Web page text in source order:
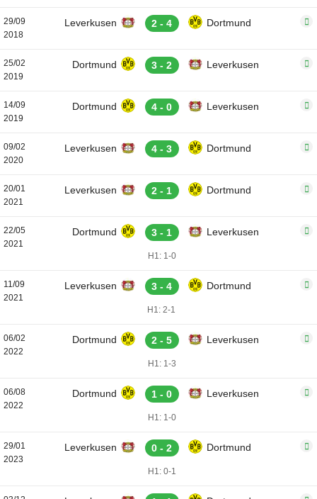
29/09
2018
Leverkusen 2 - 4 Dortmund
25/02
2019
Dortmund 3 - 2 Leverkusen
14/09
2019
Dortmund 4 - 0 Leverkusen
09/02
2020
Leverkusen 4 - 3 Dortmund
20/01
2021
Leverkusen 2 - 1 Dortmund
22/05
2021
Dortmund 3 - 1 Leverkusen
H1: 1-0
11/09
2021
Leverkusen 3 - 4 Dortmund
H1: 2-1
06/02
2022
Dortmund 2 - 5 Leverkusen
H1: 1-3
06/08
2022
Dortmund 1 - 0 Leverkusen
H1: 1-0
29/01
2023
Leverkusen 0 - 2 Dortmund
H1: 0-1